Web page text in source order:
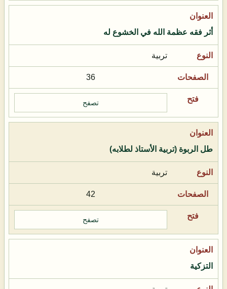
أثر فقه عظمة الله في الخشوع له
تربية
36
تصفح
طل الربوة (تربية الأستاذ لطلابه)
تربية
42
تصفح
التزكية